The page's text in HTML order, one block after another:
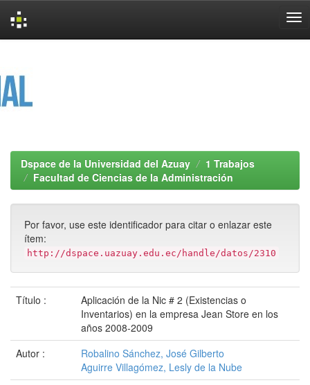
Dspace de la Universidad del Azuay
1 Trabajos
Facultad de Ciencias de la Administración
Por favor, use este identificador para citar o enlazar este
ítem:
http://dspace.uazuay.edu.ec/handle/datos/2310
Título :
Aplicación de la Nic # 2 (Existencias o
Inventarios) en la empresa Jean Store en los
años 2008-2009
Autor :
Robalino Sánchez, José Gilberto
Aguirre Villagómez, Lesly de la Nube